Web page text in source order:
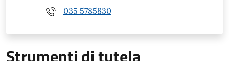
035 5785830